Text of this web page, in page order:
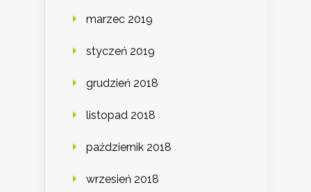
marzec 2019
styczeń 2019
grudzień 2018
listopad 2018
październik 2018
wrzesień 2018